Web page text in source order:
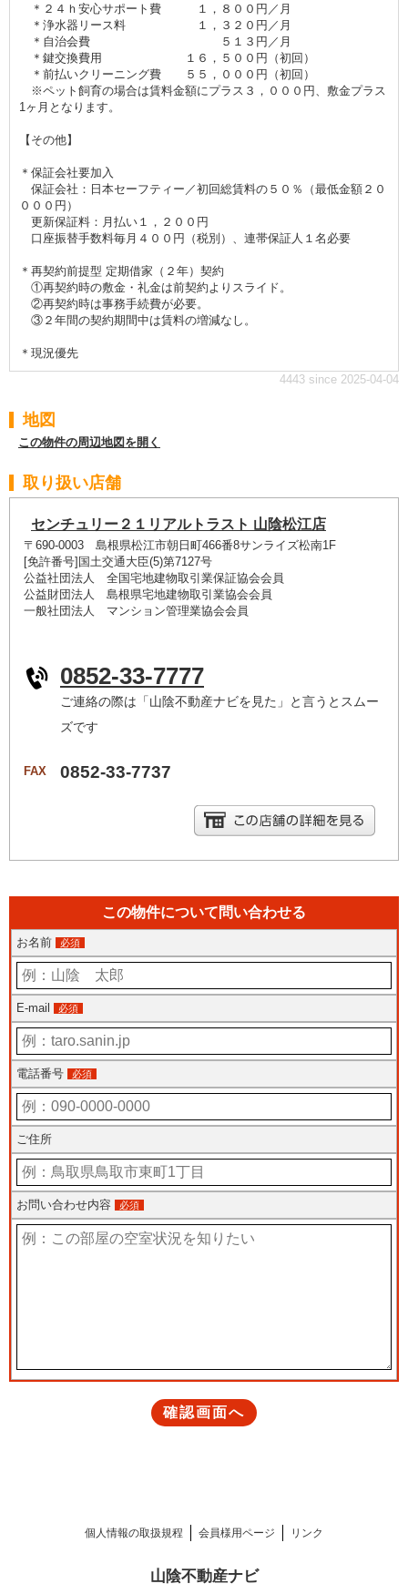
＊２４ｈ安心サポート費 １，８００円／月
＊浄水器リース料 １，３２０円／月
＊自治会費 ５１３円／月
＊鍵交換費用 １６，５００円（初回）
＊前払いクリーニング費 ５５，０００円（初回）
※ペット飼育の場合は賃料金額にプラス３，０００円、敷金プラス
1ヶ月となります。
【その他】
＊保証会社要加入
保証会社：日本セーフティー／初回総賃料の５０％（最低金額２０
０００円）
更新保証料：月払い１，２００円
口座振替手数料毎月４００円（税別）、連帯保証人１名必要
＊再契約前提型 定期借家（２年）契約
①再契約時の敷金・礼金は前契約よりスライド。
②再契約時は事務手続費が必要。
③２年間の契約期間中は賃料の増減なし。
＊現況優先
4443 since 2025-04-04
地図
この物件の周辺地図を開く
取り扱い店舗
センチュリー２１リアルトラスト 山陰松江店
〒690-0003 島根県松江市朝日町466番8サンライズ松南1F
[免許番号]国土交通大臣(5)第7127号
公益社団法人 全国宅地建物取引業保証協会会員
公益財団法人 島根県宅地建物取引業協会会員
一般社団法人 マンション管理業協会会員
0852-33-7777
ご連絡の際は「山陰不動産ナビを見た」と言うとスムー
ズです
FAX 0852-33-7737
個人情報の取扱規程 会員様用ページ リンク
山陰不動産ナビ